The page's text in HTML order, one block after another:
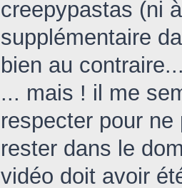
creepypastas (ni
supplémentaire
bien au
... mais ! il me
respecter pour
rester dans le
vidéo doit avoir